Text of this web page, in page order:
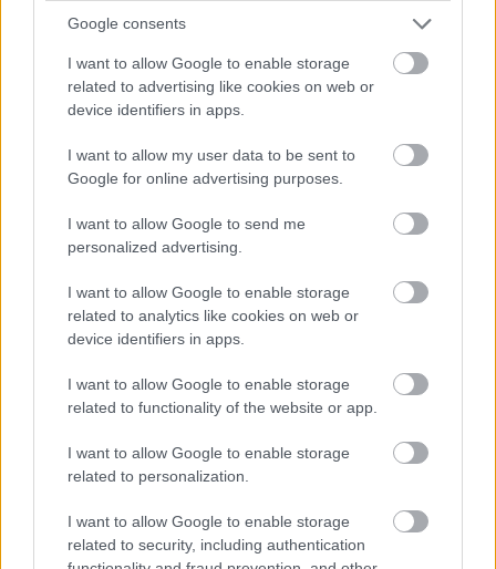
Google consents
I want to allow Google to enable storage
related to advertising like cookies on web or
device identifiers in apps.
I want to allow my user data to be sent to
Google for online advertising purposes.
I want to allow Google to send me
personalized advertising.
I want to allow Google to enable storage
related to analytics like cookies on web or
device identifiers in apps.
I want to allow Google to enable storage
related to functionality of the website or app.
I want to allow Google to enable storage
related to personalization.
I want to allow Google to enable storage
related to security, including authentication
de igazából nem érdemes rászánni a pénzünket. A
tempó persze gyorsabb, mint egy Forma 1-es autó, a
teknőcök pofája be nem áll, mindig van valami CGI a
képkivágatban és Megan Fox is beveti bájait. A
írás hiányát. Ez annyiban sikerül, hogy néhol azért
szórakoztatóvá tudták tenni az alkotók a teknőc
pillanatai a filmnek. Mindez azonban csak arra volt
elég, hogy egyre lankadó figyelmem kitartson a
stáblistáig. Ezt is felesleges volt így, ebben a
formában folytatni...
A film adatlapja a MAFAB oldalán
Címkék:akció dráma kaland villámkritikák